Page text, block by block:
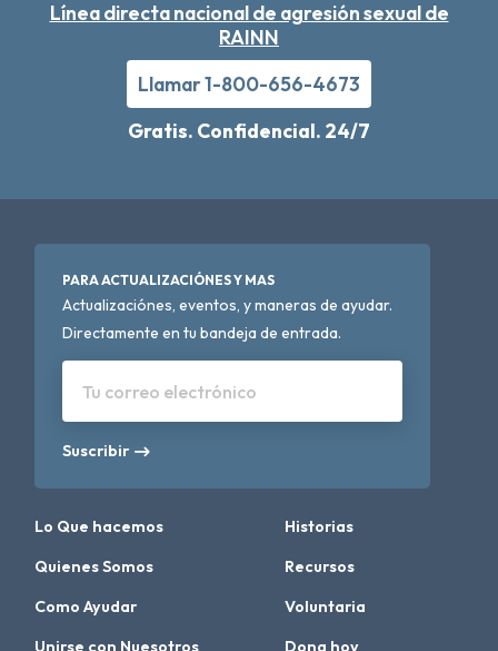
Línea directa nacional de agresión sexual de
RAINN
Llamar 1-800-656-4673
Gratis. Confidencial. 24/7
PARA ACTUALIZACIÓNES Y MAS
Actualizaciónes, eventos, y maneras de ayudar.
Directamente en tu bandeja de entrada.
Tu correo electrónico
Suscribir
Lo Que hacemos
Quienes Somos
Como Ayudar
Unirse con Nuesotros
Historias
Recursos
Voluntaria
Dona hoy